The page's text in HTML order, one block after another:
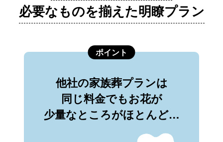
必要なものを揃えた明瞭プラン
ポイント
他社の家族葬プランは
同じ料金でもお花が
少量なところがほとんど…